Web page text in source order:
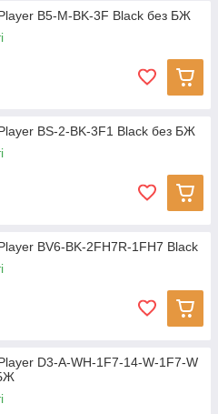
B5-M-BK-3F Black без БЖ
BS-2-BK-3F1 Black без БЖ
BV6-BK-2FH7R-1FH7 Black
D3-A-WH-1F7-14-W-1F7-W